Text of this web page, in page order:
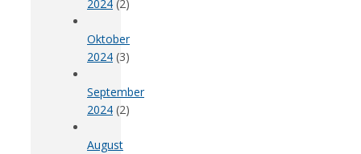
2024 (2)
Oktober
2024 (3)
September
2024 (2)
August